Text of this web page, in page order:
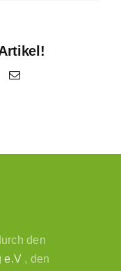
E-
den
e.V , den